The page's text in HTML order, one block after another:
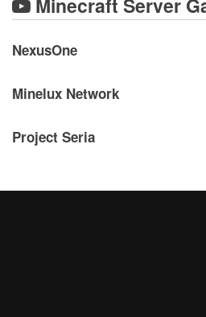
NexusOne
Minelux Network
Project Seria